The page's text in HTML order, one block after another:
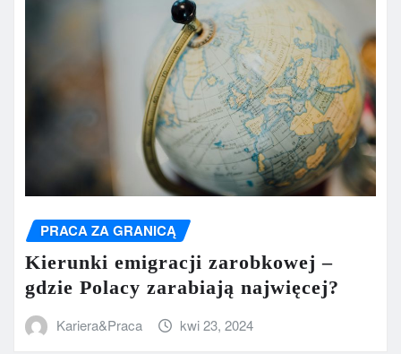
PRACA ZA GRANICĄ
Kierunki emigracji zarobkowej –
gdzie Polacy zarabiają najwięcej?
Kariera&Praca kwi 23, 2024